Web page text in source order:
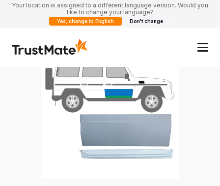
Your location is assigned to a different language version. Would you
like to change your language?
Yes, change to English Don't change